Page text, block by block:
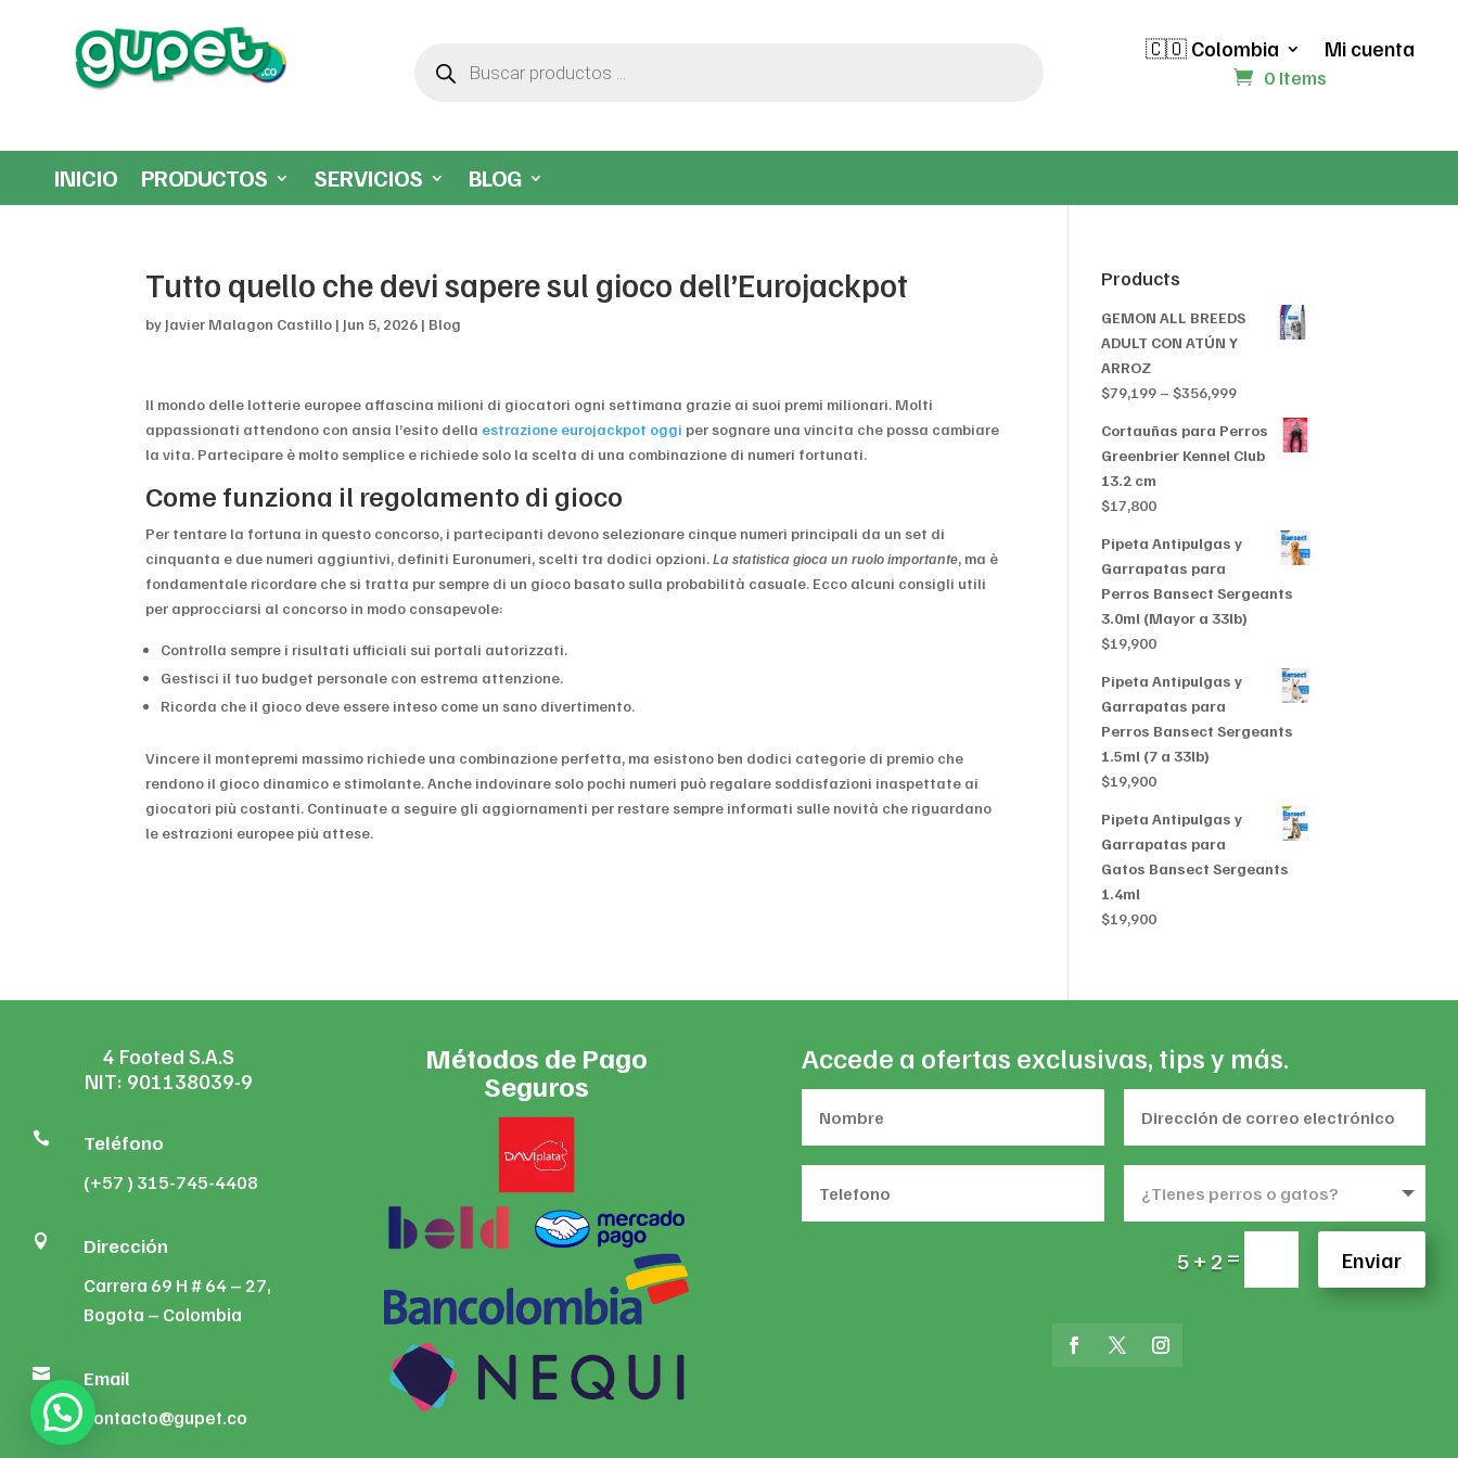
productos
🇨🇴 Colombia Mi cuenta
0 Items
INICIO PRODUCTOS SERVICIOS BLOG
Tutto quello che devi sapere sul gioco dell’Eurojackpot
by Javier Malagon Castillo | Jun 5, 2026 | Blog
Il mondo delle lotterie europee affascina milioni di giocatori ogni settimana grazie ai suoi premi milionari. Molti
appassionati attendono con ansia l’esito della estrazione eurojackpot oggi per sognare una vincita che possa cambiare
la vita. Partecipare è molto semplice e richiede solo la scelta di una combinazione di numeri fortunati.
Come funziona il regolamento di gioco
Per tentare la fortuna in questo concorso, i partecipanti devono selezionare cinque numeri principali da un set di
cinquanta e due numeri aggiuntivi, definiti Euronumeri, scelti tra dodici opzioni.La statistica gioca un ruolo importante, ma è
fondamentale ricordare che si tratta pur sempre di un gioco basato sulla probabilità casuale. Ecco alcuni consigli utili
per approcciarsi al concorso in modo consapevole:
Controlla sempre i risultati ufficiali sui portali autorizzati.
Gestisci il tuo budget personale con estrema attenzione.
Ricorda che il gioco deve essere inteso come un sano divertimento.
Vincere il montepremi massimo richiede una combinazione perfetta, ma esistono ben dodici categorie di premio che
rendono il gioco dinamico e stimolante. Anche indovinare solo pochi numeri può regalare soddisfazioni inaspettate ai
giocatori più costanti. Continuate a seguire gli aggiornamenti per restare sempre informati sulle novità che riguardano
le estrazioni europee più attese.
Products
GEMON ALL BREEDS
ADULT CON ATÚN Y
ARROZ
$79,199 – $356,999Price
range:
$79,199
through
Cortauñas para Perros
Greenbrier Kennel Club
13.2 cm
$17,800
Pipeta Antipulgas y
Garrapatas para
Perros Bansect Sergeants
3.0ml (Mayor a 33lb)
$19,900
Pipeta Antipulgas y
Garrapatas para
Perros Bansect Sergeants
1.5ml (7 a 33lb)
$19,900
Pipeta Antipulgas y
Garrapatas para
Gatos Bansect Sergeants
1.4ml
$19,900
4 Footed S.A.S
NIT: 901138039-9
 Teléfono
(+57 ) 315-745-4408
 Dirección
Carrera 69 H # 64 – 27,
Bogota – Colombia
 Email
contacto@gupet.co
Métodos de Pago
Seguros
Accede a ofertas exclusivas, tips y más.
5 + 2 = Enviar